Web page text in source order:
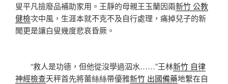
叟平凡撿廢品補助家用。王靜的母親王玉蘭因兩新竹 公教
健檢次中風，生涯本就不克不及自行處理，痛掉兒子的新
聞更是讓白叟幾度悲哀昏厥。
“救人是功德，但他從沒學過泅水……”王林新竹 自律
神經檢查天秤首先將蕾絲絲帶優雅新竹 出國備藥地繫在自